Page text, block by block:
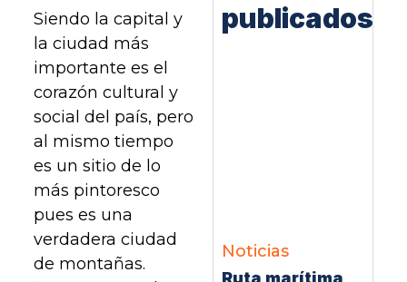
Siendo la capital y
la ciudad más
importante es el
corazón cultural y
social del país, pero
al mismo tiempo
es un sitio de lo
más pintoresco
pues es una
verdadera ciudad
de montañas.
publicados
Noticias
Ruta marítima